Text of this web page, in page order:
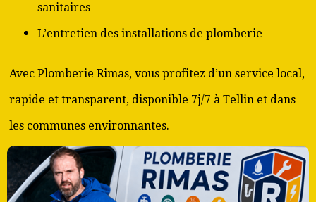
sanitaires
L’entretien des installations de plomberie
Avec Plomberie Rimas, vous profitez d’un service local,
rapide et transparent, disponible 7j/7 à Tellin et dans
les communes environnantes.